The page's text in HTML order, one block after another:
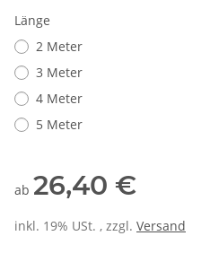
Länge
2 Meter
3 Meter
4 Meter
5 Meter
ab 26,40 €
inkl. 19% USt. , zzgl. Versand